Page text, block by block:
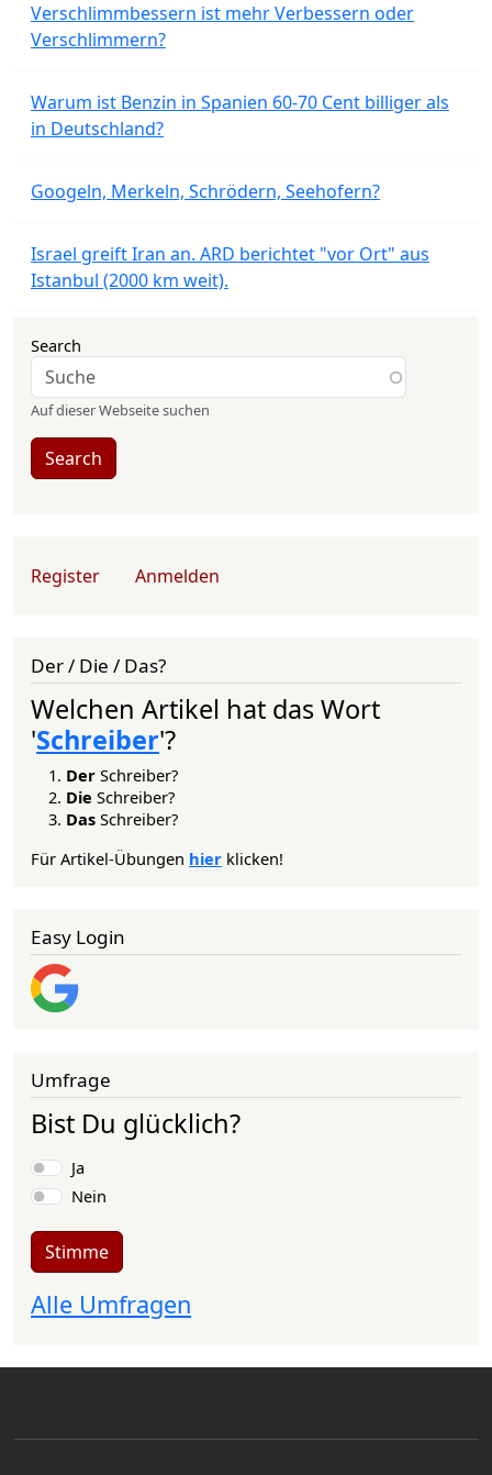
Verschlimmbessern ist mehr Verbessern oder
Verschlimmern?
Warum ist Benzin in Spanien 60-70 Cent billiger als
in Deutschland?
Googeln, Merkeln, Schrödern, Seehofern?
Israel greift Iran an. ARD berichtet "vor Ort" aus
Istanbul (2000 km weit).
Search
Auf dieser Webseite suchen
Search
User account menu
Register Anmelden
Der / Die / Das?
Welchen Artikel hat das Wort
'Schreiber'?
Der Schreiber?
Die Schreiber?
Das Schreiber?
Für Artikel-Übungen hier klicken!
Easy Login
Umfrage
Bist Du glücklich?
Auswahlmöglichkeiten
Ja
Nein
Stimme
Alle Umfragen